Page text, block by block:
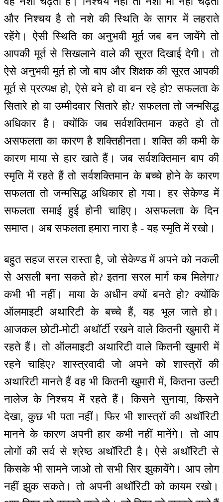
और निश्चय है तो नशे की स्थिति के सागर में लहराते
रहेंगे। ऐसी स्थिति का अनुभवी मूर्त जब बन जायेंगे तो
आपकी मूर्त से सिखलाने वाले की सूरत दिखाई देगी। तो
ऐसे अनुभवी मूर्त हो जो बाप और शिक्षक की सूरत आपकी
मूर्त से प्रत्यक्ष हो, ऐसे बने हो वा बन रहे हो? सफलता के
सितारे हो वा उम्मीदवार सितारे हो? सफलता तो जन्मसिद्ध
अधिकार है। क्योंकि जब सर्वशक्तिमान कहते हो तो
असफलता का कारण है शक्तिहीनता। शक्ति की कमी के
कारण माया से हार खाते हैं। जब सर्वशक्तिमान बाप की
स्मृति में रहते हैं तो सर्वशक्तिमान के बच्चे होने के कारण
सफलता तो जन्मसिद्ध अधिकार हो गया। हर सेकेण्ड में
सफलता समाई हुई होनी चाहिए। असफलता के दिन
समाप्त। अब सफलता हमारा नारा है - यह स्मृति में रखो।
बहुत सहज सरल रास्ता है, जो सेकेण्ड में अपने को नकली
से असली बना सकते हो? इतना सरल मार्ग कब मिलेगा?
कभी भी नहीं। माया के अधीन क्यों बनते हो? क्योंकि
ऑलमाइटी अथारिटी के बच्चे हैं, यह भूल जाते हो।
आजकल छोटी-मोटी अथॉर्टी रखने वाले कितनी खुमारी में
रहते हैं। तो ऑलमाइटी अथारिटी वाले कितनी खुमारी में
रहने चाहिए? शास्त्रवादी जो अपने को शास्त्रों की
अथारिटी मानते हैं वह भी कितनी खुमारी में, कितना उल्टी
नालेज के निश्चय में रहते हैं। किसने सुनाया, किसने
देखा, कुछ भी पता नहीं। फिर भी शास्त्रों की अथॉरिटी
मानने के कारण अपनी हार कभी नहीं मानेंगे। तो आप
लोगों की सर्व से श्रेष्ठ अथॉरिटी है। ऐसे अथॉरिटी से
किसके भी सामने जाओ तो सभी सिर झुकायेंगे। आप लोग
नहीं झुक सकते। तो अपनी अथॉरिटी को कायम रखो।